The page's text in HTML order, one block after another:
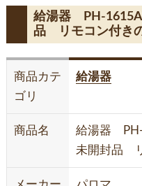
給湯器 PH-
品 リモコン付き
商品カテ
ゴリ
給湯器
商品名
給湯器
未開封品